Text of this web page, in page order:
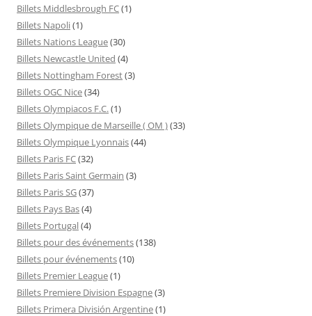
Billets Middlesbrough FC(1)
Billets Napoli(1)
Billets Nations League(30)
Billets Newcastle United (4)
Billets Nottingham Forest(3)
Billets OGC Nice(34)
Billets Olympiacos F.C.(1)
Billets Olympique de Marseille ( OM )(33)
Billets Olympique Lyonnais(44)
Billets Paris FC(32)
Billets Paris Saint Germain (3)
Billets Paris SG(37)
Billets Pays Bas(4)
Billets Portugal(4)
Billets pour des événements(138)
Billets pour événements(10)
Billets Premier League(1)
Billets Premiere Division Espagne(3)
Billets Primera División Argentine(1)